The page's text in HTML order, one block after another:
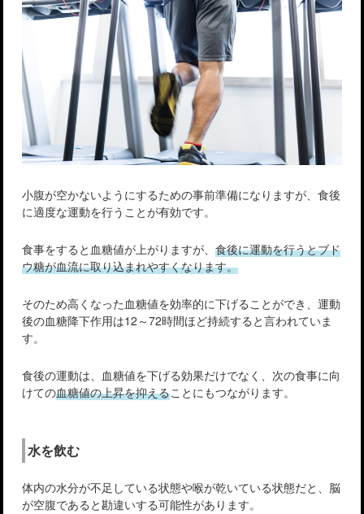
小腹が空かないようにするための事前準備になりますが、食後
に適度な運動を行うことが有効です。
食事をすると血糖値が上がりますが、食後に運動を行うとブド
ウ糖が血流に取り込まれやすくなります。
そのため高くなった血糖値を効率的に下げることができ、運動
後の血糖降下作用は12～72時間ほど持続すると言われていま
す。
食後の運動は、血糖値を下げる効果だけでなく、次の食事に向
けての血糖値の上昇を抑えることにもつながります。
水を飲む
体内の水分が不足している状態や喉が乾いている状態だと、脳
が空腹であると勘違いする可能性があります。